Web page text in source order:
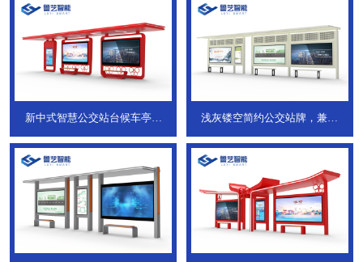
新中式智慧公交站台候车亭，
浅灰镂空简约公交站牌，兼具